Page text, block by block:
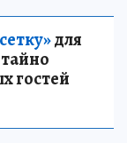
для
гостей